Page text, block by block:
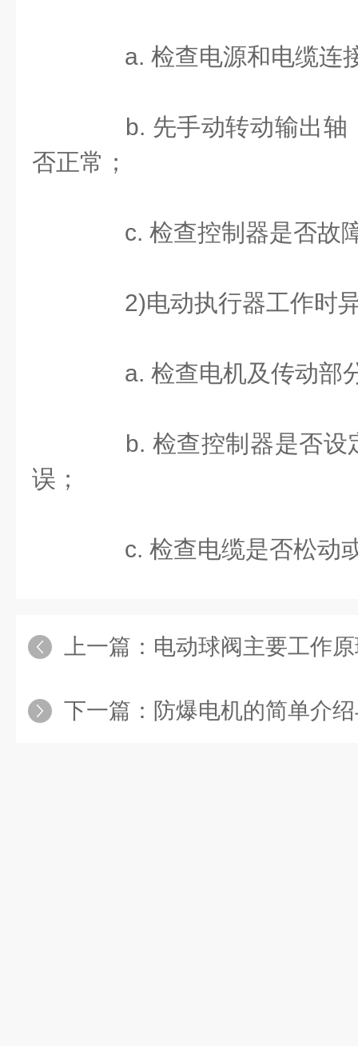
a. 检查电源和电缆连
b. 先手动转动输出轴
否正常；
c. 检查控制器是否故
2)电动执行器工作时
a. 检查电机及传动部
b. 检查控制器是否设
误；
c. 检查电缆是否松动
上一篇： 电动球阀主要工作
下一篇： 防爆电机的简单介